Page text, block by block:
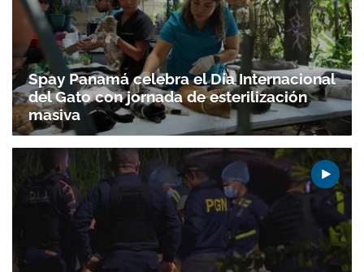
Spay Panamá celebra el Día Internacional
del Gato con jornada de esterilización
masiva